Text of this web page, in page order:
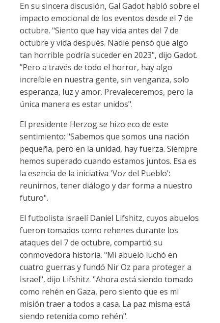
En su sincera discusión, Gal Gadot habló sobre el
impacto emocional de los eventos desde el 7 de
octubre. "Siento que hay vida antes del 7 de
octubre y vida después. Nadie pensó que algo
tan horrible podría suceder en 2023", dijo Gadot.
"Pero a través de todo el horror, hay algo
increíble en nuestra gente, sin venganza, solo
esperanza, luz y amor. Prevaleceremos, pero la
única manera es estar unidos".
El presidente Herzog se hizo eco de este
sentimiento: "Sabemos que somos una nación
pequeña, pero en la unidad, hay fuerza. Siempre
hemos superado cuando estamos juntos. Esa es
la esencia de la iniciativa 'Voz del Pueblo':
reunirnos, tener diálogo y dar forma a nuestro
futuro".
El futbolista israelí Daniel Lifshitz, cuyos abuelos
fueron tomados como rehenes durante los
ataques del 7 de octubre, compartió su
conmovedora historia. "Mi abuelo luchó en
cuatro guerras y fundó Nir Oz para proteger a
Israel", dijo Lifshitz. "Ahora está siendo tomado
como rehén en Gaza, pero siento que es mi
misión traer a todos a casa. La paz misma está
siendo retenida como rehén".